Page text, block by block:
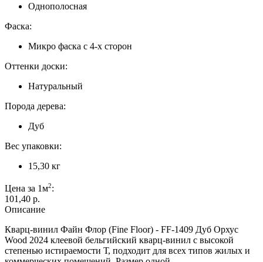
Однополосная
Фаска:
Микро фаска с 4-х сторон
Оттенки доски:
Натуральный
Порода дерева:
Дуб
Вес упаковки:
15,30 кг
Цена за 1м2:
101,40 p.
Описание
Кварц-винил Файн Флор (Fine Floor) - FF-1409 Дуб Орхус
Wood 2024 клеевой бельгийский кварц-винил с высокой
степенью истираемости Т, подходит для всех типов жилых и